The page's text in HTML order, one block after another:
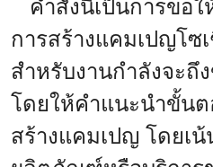
คำสั่งนี้เป็นการขอใ
การสร้างแคมเปญโซ
สำหรับงานกำลังจะถึ
โดยให้คำแนะนำขั้น
สร้างแคมเปญ โดยเ